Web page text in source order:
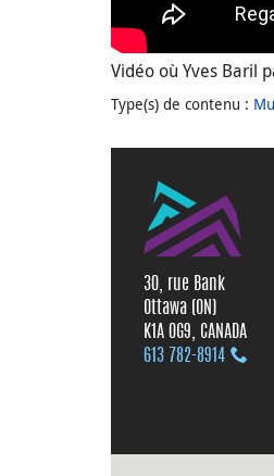
Vidéo où Yves Baril
Type(s) de contenu :
30, rue Bank
Ottawa (ON)
K1A 0G9, CANADA
613 782‑8914